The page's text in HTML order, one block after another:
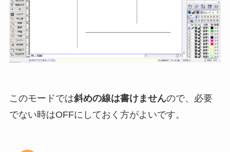
このモードでは斜めの線は書けませんので、必要
でない時はOFFにしておく方がよいです。